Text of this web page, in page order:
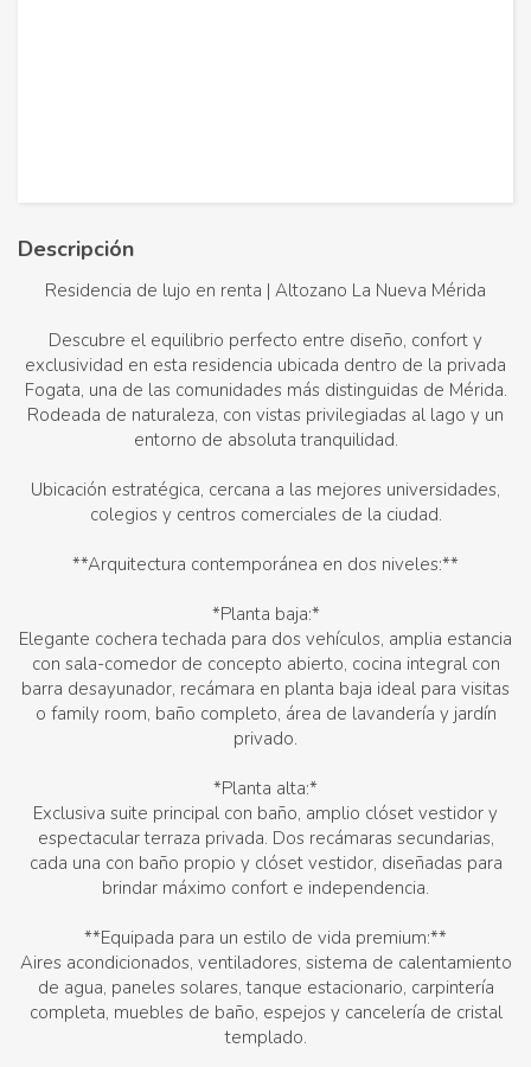
Descripción
Residencia de lujo en renta | Altozano La Nueva Mérida
Descubre el equilibrio perfecto entre diseño, confort y
exclusividad en esta residencia ubicada dentro de la privada
Fogata, una de las comunidades más distinguidas de Mérida.
Rodeada de naturaleza, con vistas privilegiadas al lago y un
entorno de absoluta tranquilidad.
Ubicación estratégica, cercana a las mejores universidades,
colegios y centros comerciales de la ciudad.
**Arquitectura contemporánea en dos niveles:**
*Planta baja:*
Elegante cochera techada para dos vehículos, amplia estancia
con sala-comedor de concepto abierto, cocina integral con
barra desayunador, recámara en planta baja ideal para visitas
o family room, baño completo, área de lavandería y jardín
privado.
*Planta alta:*
Exclusiva suite principal con baño, amplio clóset vestidor y
espectacular terraza privada. Dos recámaras secundarias,
cada una con baño propio y clóset vestidor, diseñadas para
brindar máximo confort e independencia.
**Equipada para un estilo de vida premium:**
Aires acondicionados, ventiladores, sistema de calentamiento
de agua, paneles solares, tanque estacionario, carpintería
completa, muebles de baño, espejos y cancelería de cristal
templado.